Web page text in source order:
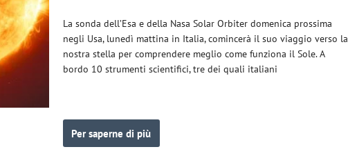
La sonda dell’Esa e della Nasa Solar Orbiter domenica prossima
negli Usa, lunedì mattina in Italia, comincerà il suo viaggio verso la
nostra stella per comprendere meglio come funziona il Sole. A
bordo 10 strumenti scientifici, tre dei quali italiani
Per saperne di più